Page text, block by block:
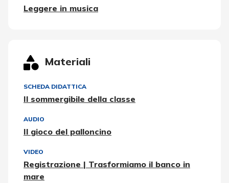
Leggere in musica
Materiali
SCHEDA DIDATTICA
Il sommergibile della classe
AUDIO
Il gioco del palloncino
VIDEO
Registrazione | Trasformiamo il banco in
mare